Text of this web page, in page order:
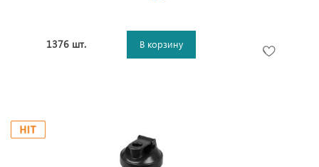
1376 шт. В корзину